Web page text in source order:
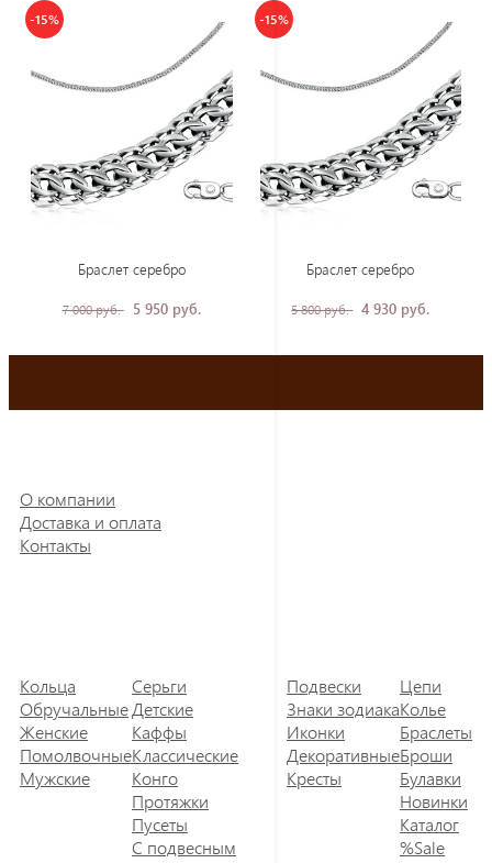
-15%
Браслет серебро
7 000 руб. 5 950 руб.
-15%
Браслет серебро
5 800 руб. 4 930 руб.
О компании
Доставка и оплата
Контакты
Кольца
Обручальные
Женские
Помолвочные
Мужские
Серьги
Детские
Каффы
Классические
Конго
Протяжки
Пусеты
С подвесным
Подвески
Знаки зодиака
Иконки
Декоративные
Кресты
Цепи
Колье
Браслеты
Броши
Булавки
Новинки
Каталог
%Sale